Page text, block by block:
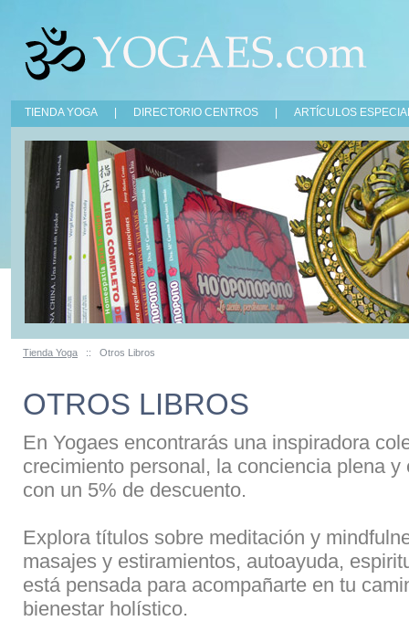
TIENDA YOGA DIRECTORIO CENTROS ARTÍCULOS
Tienda Yoga :: Otros Libros
OTROS LIBROS
En Yogaes encontrarás una inspiradora
crecimiento personal, la conciencia plena
con un 5% de descuento.
Explora títulos sobre meditación y
masajes y estiramientos, autoayuda,
está pensada para acompañarte en tu
bienestar holístico.